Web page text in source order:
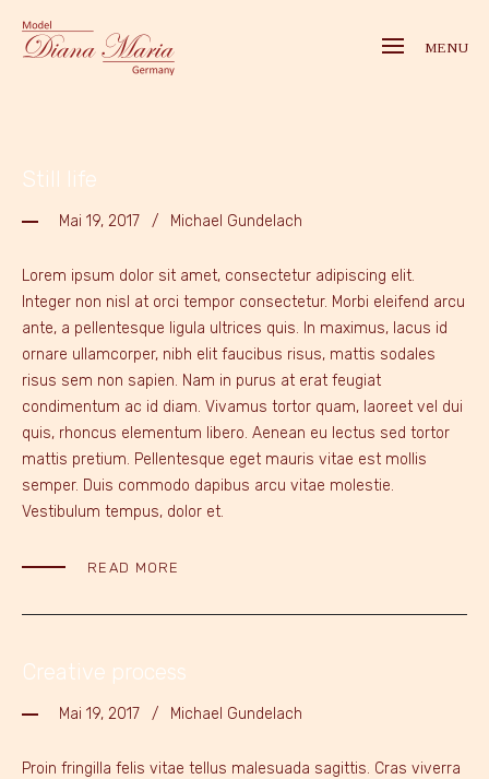
MENU
Still life
Mai 19, 2017 Michael Gundelach
Lorem ipsum dolor sit amet, consectetur adipiscing elit.
Integer non nisl at orci tempor consectetur. Morbi eleifend arcu
ante, a pellentesque ligula ultrices quis. In maximus, lacus id
ornare ullamcorper, nibh elit faucibus risus, mattis sodales
risus sem non sapien. Nam in purus at erat feugiat
condimentum ac id diam. Vivamus tortor quam, laoreet vel dui
quis, rhoncus elementum libero. Aenean eu lectus sed tortor
mattis pretium. Pellentesque eget mauris vitae est mollis
semper. Duis commodo dapibus arcu vitae molestie.
Vestibulum tempus, dolor et.
READ MORE
Creative process
Mai 19, 2017 Michael Gundelach
Proin fringilla felis vitae tellus malesuada sagittis. Cras viverra